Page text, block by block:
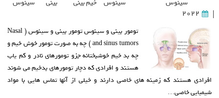
سینوس
سینوس
خیم بینی
بینی
سینوس
|
2022
تومور بینی و سینوس تومور بینی و سینوس ( Nasal
and sinus tumors ) چه به صورت تومور خوش خیم و
چه بد خیم خوشبختانه جزو تومورهای نادر و کم یاب
هستند و افرادی که دچار تومورهای بدخیم می شوند
افرادی هستند که زمینه های خاصی دارند و خیلی از آنها تماس هایی با مواد
شیمیایی خاصی…